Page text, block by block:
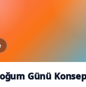
Günü